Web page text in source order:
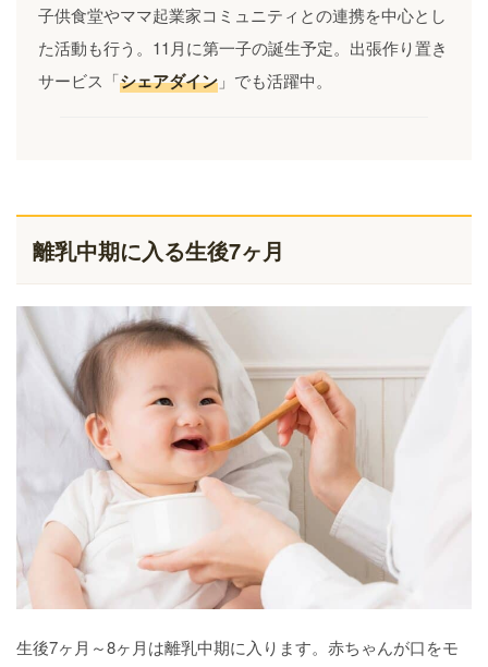
子供食堂やママ起業家コミュニティとの連携を中心とし
た活動も行う。11月に第一子の誕生予定。出張作り置き
サービス「シェアダイン 」でも活躍中。
離乳中期に入る生後7ヶ月
生後7ヶ月～8ヶ月は離乳中期に入ります。赤ちゃんが口をモ